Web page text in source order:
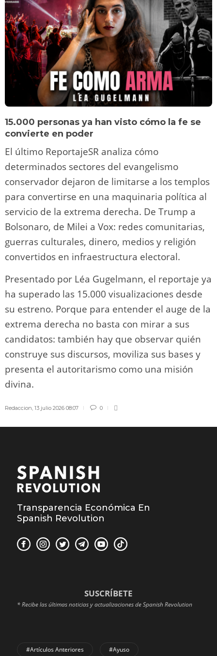
15.000 personas ya han visto cómo la fe se
convierte en poder
El último ReportajeSR analiza cómo
determinados sectores del evangelismo
conservador dejaron de limitarse a los templos
para convertirse en una maquinaria política al
servicio de la extrema derecha. De Trump a
Bolsonaro, de Milei a Vox: redes comunitarias,
guerras culturales, dinero, medios y religión
convertidos en infraestructura electoral.
Presentado por Léa Gugelmann, el reportaje ya
ha superado las 15.000 visualizaciones desde
su estreno. Porque para entender el auge de la
extrema derecha no basta con mirar a sus
candidatos: también hay que observar quién
construye sus discursos, moviliza sus bases y
presenta el autoritarismo como una misión
divina.
Redaccion, 13 julio 2026 08:07 0
Transparencia Económica En
Spanish Revolution
SUSCRÍBETE
* Recibe las últimas noticias y actualizaciones de Spanish Revolution
#Artículos Anteriores #Ayuso